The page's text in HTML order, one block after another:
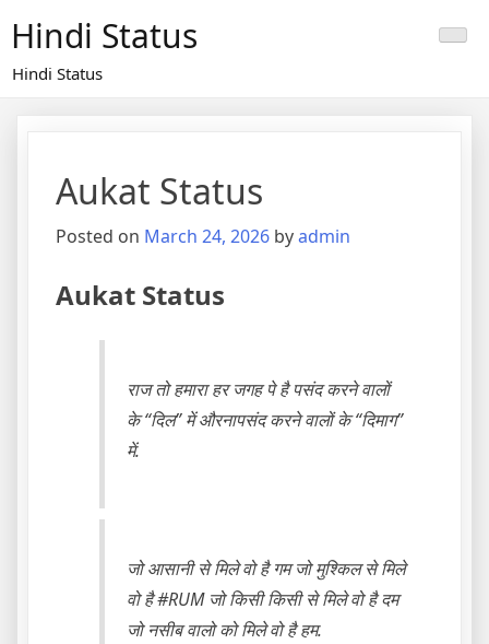
content
Hindi Status
Hindi Status
Aukat Status
Posted on March 24, 2026 byadmin
Aukat Status
राज तो हमारा हर जगह पे है पसंद करने वालों
के “दिल” में औरनापसंद करने वालों के “दिमाग”
में.
जो आसानी से मिले वो है गम जो मुश्किल से मिले
वो है #RUM जो किसी किसी से मिले वो है दम
जो नसीब वालो को मिले वो है हम.